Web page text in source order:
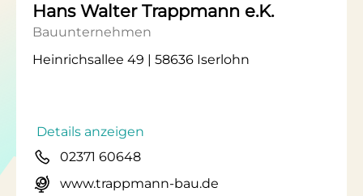
Hans Walter Trappmann e.K.
Bauunternehmen
Heinrichsallee 49 | 58636 Iserlohn
Details anzeigen
02371 60648
www.trappmann-bau.de